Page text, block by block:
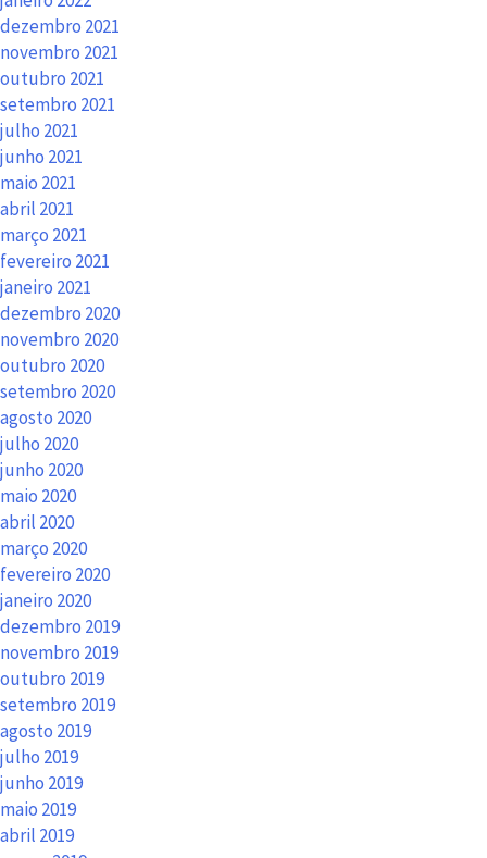
dezembro 2021
novembro 2021
outubro 2021
setembro 2021
julho 2021
junho 2021
maio 2021
abril 2021
março 2021
fevereiro 2021
janeiro 2021
dezembro 2020
novembro 2020
outubro 2020
setembro 2020
agosto 2020
julho 2020
junho 2020
maio 2020
abril 2020
março 2020
fevereiro 2020
janeiro 2020
dezembro 2019
novembro 2019
outubro 2019
setembro 2019
agosto 2019
julho 2019
junho 2019
maio 2019
abril 2019